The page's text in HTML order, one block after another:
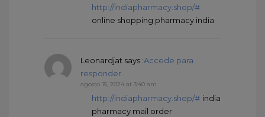
http://indiapharmacy.shop/#
online shopping pharmacy india
Leonardjat says :Accede para
responder
agosto 15, 2024 at 3:40 am
http://indiapharmacy.shop/# india
pharmacy mail order